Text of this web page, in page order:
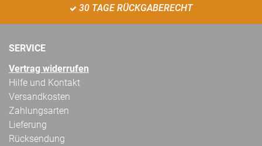
30 TAGE RÜCKGABERECHT
SERVICE
Vertrag widerrufen
Hilfe und Kontakt
Versandkosten
Zahlungsarten
Lieferung
Rücksendung